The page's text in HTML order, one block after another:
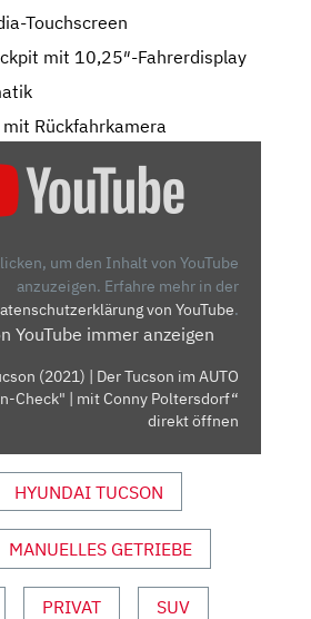
Touchscreen
mit 10,25″-Fahrerdisplay
Rückfahrkamera
um den Inhalt von YouTube
anzuzeigen. Erfahre mehr in der
von YouTube.
YouTube immer anzeigen
(2021) | Der Tucson im AUTO
Check" | mit Conny Poltersdorf“
direkt öffnen
HYUNDAI TUCSON
MANUELLES GETRIEBE
PRIVAT SUV